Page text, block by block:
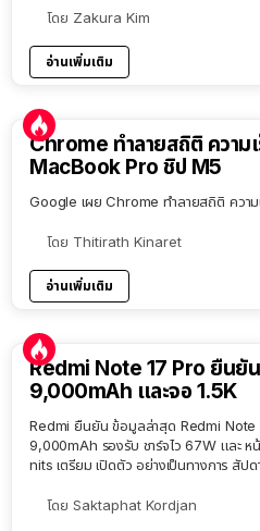
โดย Zakura Kim
อ่านเพิ่มเติม
Chrome ทำลายสถิติ ความเ
MacBook Pro ชิป M5
Google เผย Chrome ทำลายสถิติ ความเ
โดย Thitirath Kinaret
อ่านเพิ่มเติม
Redmi Note 17 Pro ยืนยั
9,000mAh และจอ 1.5K
Redmi ยืนยัน ข้อมูลล่าสุด Redmi Note
9,000mAh รองรับ ชาร์จไว 67W และ
nits เตรียม เปิดตัว อย่างเป็นทางการ สัปด
โดย Saktaphat Kordjan